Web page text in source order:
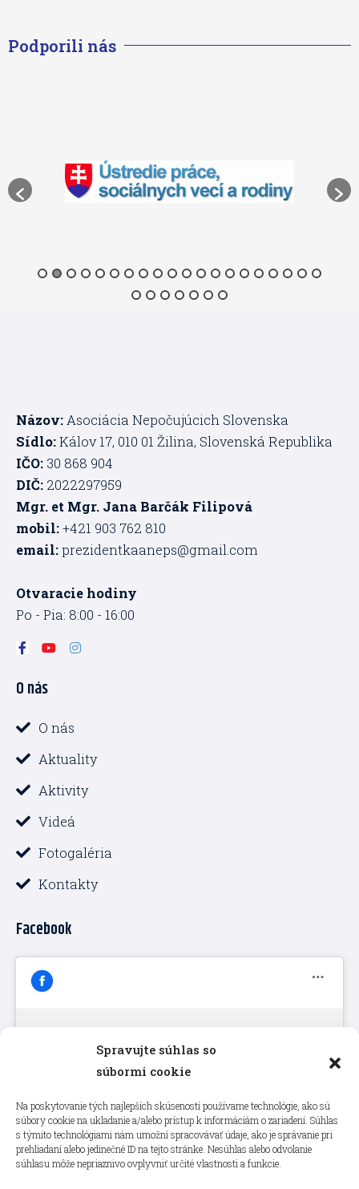
Spravujte súhlas so
súbormi cookie
Na poskytovanie tých najlepších skúseností používame technológie, ako sú
súbory cookie na ukladanie a/alebo prístup k informáciám o zariadení. Súhlas
s týmito technológiami nám umožní spracovávať údaje, ako je správanie pri
prehliadaní alebo jedinečné ID na tejto stránke. Nesúhlas alebo odvolanie
súhlasu môže nepriaznivo ovplyvniť určité vlastnosti a funkcie.
Podporili nás
Názov: Asociácia Nepočujúcich Slovenska
Sídlo:Kálov 17, 010 01 Žilina, Slovenská Republika
IČO: 30 868 904
DIČ: 2022297959
Mgr. et Mgr. Jana Barčák Filipová
mobil:+421 903 762 810
email:prezidentkaaneps@gmail.com
Otvaracie hodiny
Po - Pia: 8:00 - 16:00
F
a
e
b
o
k
f
Y
u
e
I
n
O nás
O nás
Aktuality
Aktivity
Videá
Fotogaléria
Kontakty
Facebook
Kliknutím prijmete súbory cookie